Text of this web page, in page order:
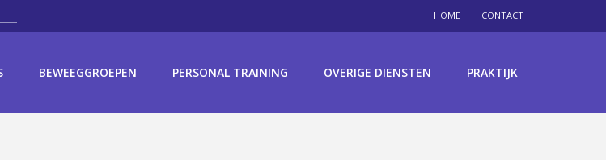
HOME CONTACT
BEWEEGGROEPEN PERSONAL TRAINING OVERIGE DIENSTEN PRAKTIJK